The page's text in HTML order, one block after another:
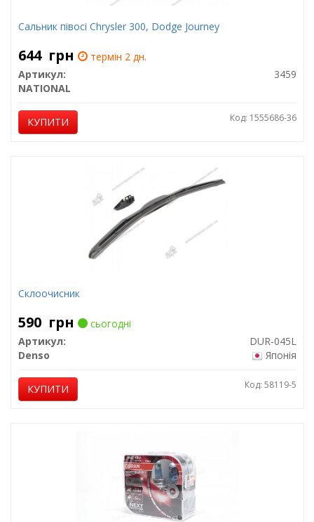
Сальник півосі Chrysler 300, Dodge Journey
644 грн
термін 2 дн.
Артикул:
3459
NATIONAL
КУПИТИ Код: 1555686-36
Склоочисник
590 грн
сьогодні
Артикул:
DUR-045L
Denso
Японія
КУПИТИ Код: 58119-5